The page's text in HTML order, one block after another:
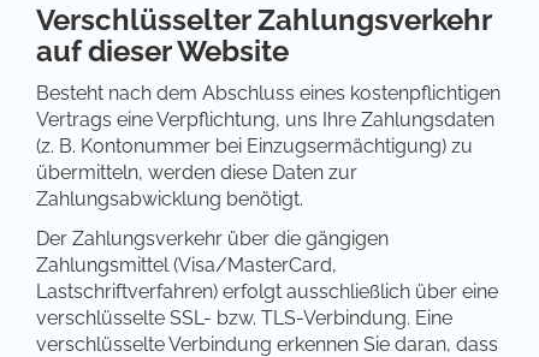
Verschlüsselter Zahlungsverkehr
auf dieser Website
Besteht nach dem Abschluss eines kostenpflichtigen
Vertrags eine Verpflichtung, uns Ihre Zahlungsdaten
(z. B. Kontonummer bei Einzugsermächtigung) zu
übermitteln, werden diese Daten zur
Zahlungsabwicklung benötigt.
Der Zahlungsverkehr über die gängigen
Zahlungsmittel (Visa/MasterCard,
Lastschriftverfahren) erfolgt ausschließlich über eine
verschlüsselte SSL- bzw. TLS-Verbindung. Eine
verschlüsselte Verbindung erkennen Sie daran, dass